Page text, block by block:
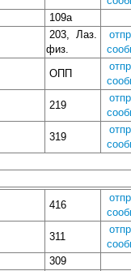
109а
203, Лаз.
физ.
ОПП
219
319
416
311
309